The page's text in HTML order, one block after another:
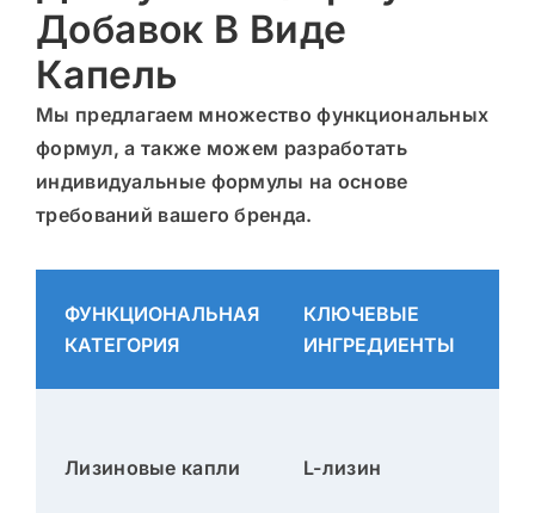
Добавок В Виде
Капель
Мы предлагаем множество функциональных
формул, а также можем разработать
индивидуальные формулы на основе
требований вашего бренда.
ФУНКЦИОНАЛЬНАЯ
КАТЕГОРИЯ
КЛЮЧЕВЫЕ
ИНГРЕДИЕНТЫ
Лизиновые капли L-лизин